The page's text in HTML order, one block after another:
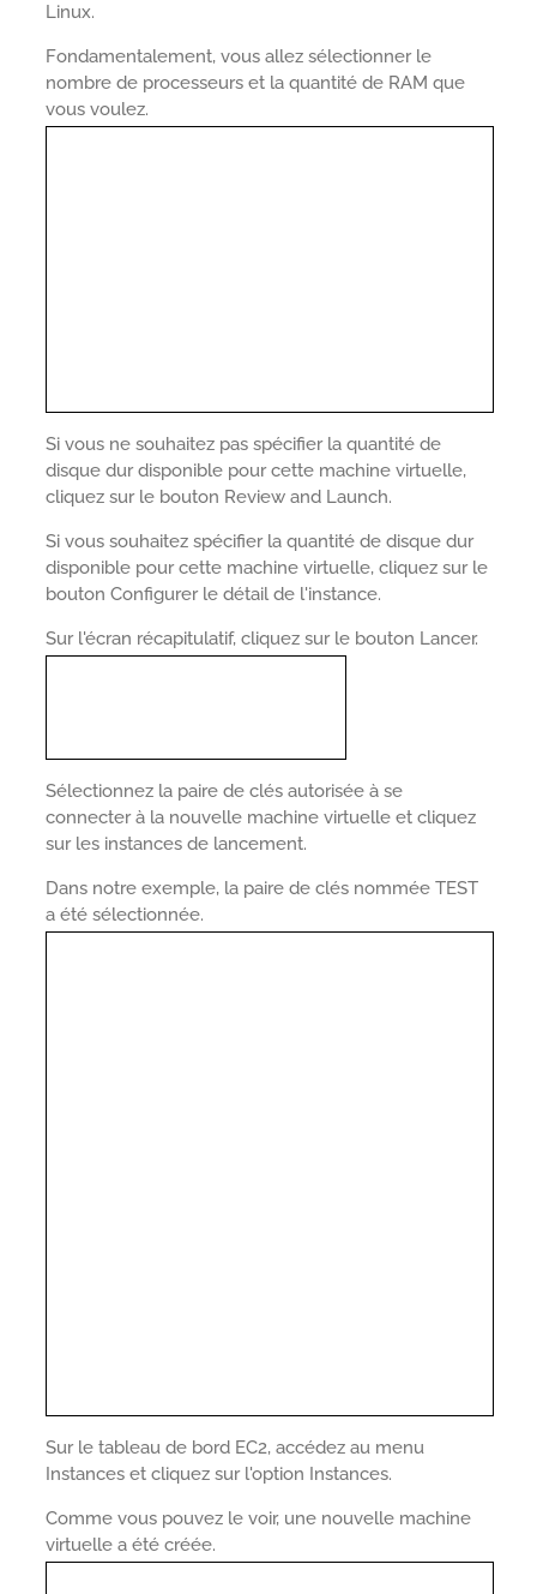
Linux.
Fondamentalement, vous allez sélectionner le
nombre de processeurs et la quantité de RAM que
vous voulez.
Si vous ne souhaitez pas spécifier la quantité de
disque dur disponible pour cette machine virtuelle,
cliquez sur le bouton Review and Launch.
Si vous souhaitez spécifier la quantité de disque dur
disponible pour cette machine virtuelle, cliquez sur le
bouton Configurer le détail de l'instance.
Sur l'écran récapitulatif, cliquez sur le bouton Lancer.
Sélectionnez la paire de clés autorisée à se
connecter à la nouvelle machine virtuelle et cliquez
sur les instances de lancement.
Dans notre exemple, la paire de clés nommée TEST
a été sélectionnée.
Sur le tableau de bord EC2, accédez au menu
Instances et cliquez sur l'option Instances.
Comme vous pouvez le voir, une nouvelle machine
virtuelle a été créée.